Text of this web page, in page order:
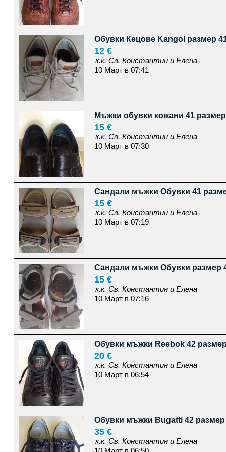
Обувки Кецове Kangol размер
12 €
к.к. Св. Константин и Елена
10 Март в 07:41
Мъжки обувки кожани 41 размер
15 €
к.к. Св. Константин и Елена
10 Март в 07:30
Сандали мъжки Обувки 41
15 €
к.к. Св. Константин и Елена
10 Март в 07:19
Сандали мъжки Обувки размер
15 €
к.к. Св. Константин и Елена
10 Март в 07:16
Обувки мъжки Reebok 42
20 €
к.к. Св. Константин и Елена
10 Март в 06:54
Обувки мъжки Bugatti 42 размер
35 €
к.к. Св. Константин и Елена